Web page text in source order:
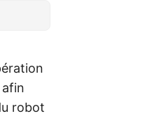
robot